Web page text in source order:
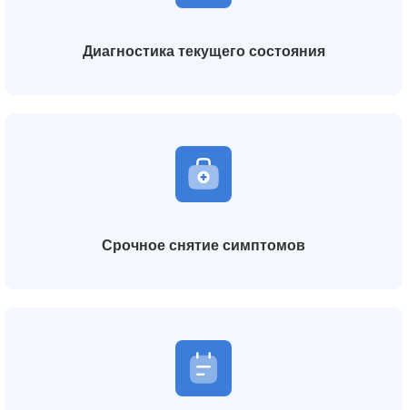
Диагностика текущего состояния
Срочное снятие симптомов